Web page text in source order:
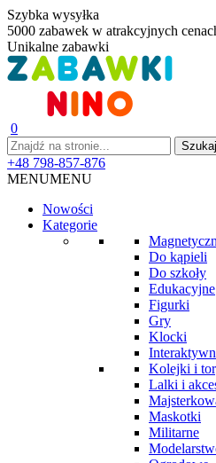
Szybka wysyłka
5000 zabawek w atrakcyjnych
Unikalne zabawki
0
+48 798-857-876
MENUMENU
Nowości
Kategorie
Do kąpieli
Do szkoły
Edukacyjne
Figurki
Gry
Klocki
Kolejki i
Lalki i
Maskotki
Militarne